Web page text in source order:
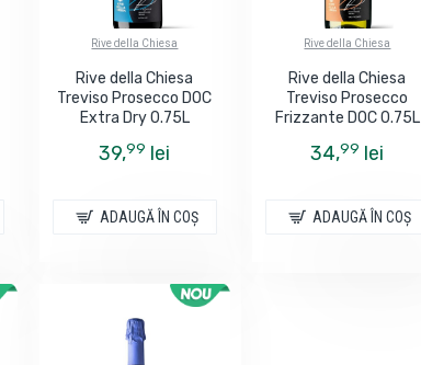
Rive della Chiesa
Rive della Chiesa
Treviso Prosecco DOC
Extra Dry 0.75L
39,99 lei
ADAUGĂ ÎN COŞ
Rive della Chiesa
Rive della Chiesa
Treviso Prosecco
Frizzante DOC 0.75L
34,99 lei
ADAUGĂ ÎN COŞ